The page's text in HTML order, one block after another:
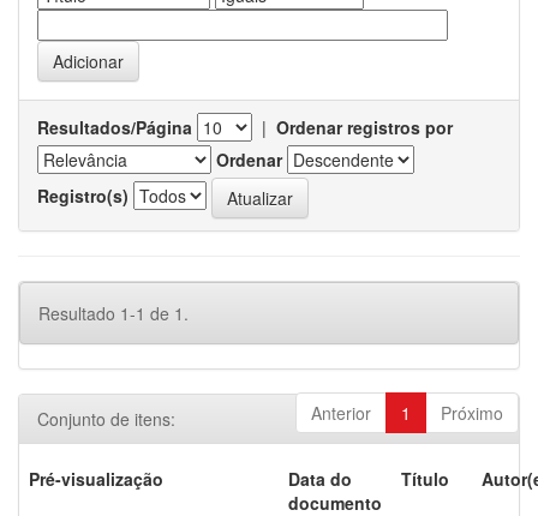
Resultados/Página | Ordenar registros por
Ordenar
Registro(s)
Resultado 1-1 de 1.
Anterior 1 Próximo
Conjunto de itens:
Pré-visualização
Data do
documento
Título